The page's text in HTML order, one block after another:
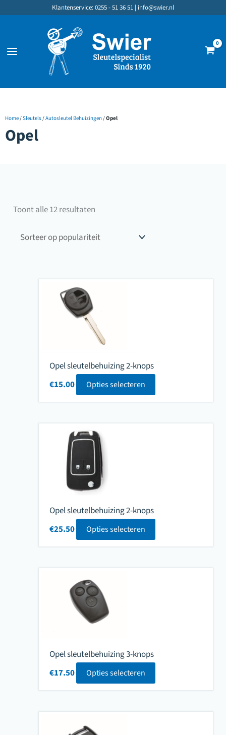
inhoud
Klantenservice: 0255 - 51 36 51 | info@swier.nl
Home/Sleutels/Autosleutel Behuizingen/Opel
Opel
Toont alle 12 resultaten
populariteit
Opel sleutelbehuizing 2-knops
€15.00 Opties selecteren
Opel sleutelbehuizing 2-knops
€25.50 Opties selecteren
Opel sleutelbehuizing 3-knops
€17.50 Opties selecteren